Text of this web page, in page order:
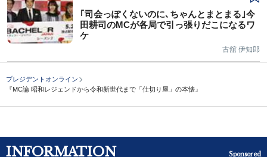
｢司会っぽくないのに､ちゃんとまとまる｣今
田耕司のMCが各局で引っ張りだこになるワ
ケ
古舘 伊知郎
プレジデントオンライン
『MC論 昭和レジェンドから令和新世代まで「仕切り屋」の本懐』
INFORMATION Sponsored